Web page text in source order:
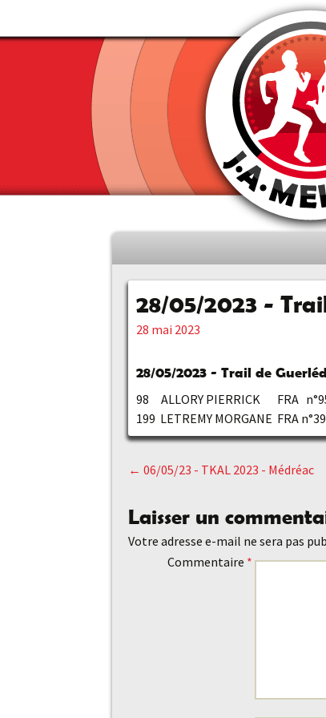
au
contenu
principal
28/05/2023 -
28 mai 2023
28/05/2023 - Trail de
98 ALLORY PIERRICK FRA
199 LETREMY MORGANE FRA
Navigation
des
← 06/05/23 - TKAL 2023 - Médréac
Laisser un
Votre adresse e-mail ne sera pas
Commentaire *